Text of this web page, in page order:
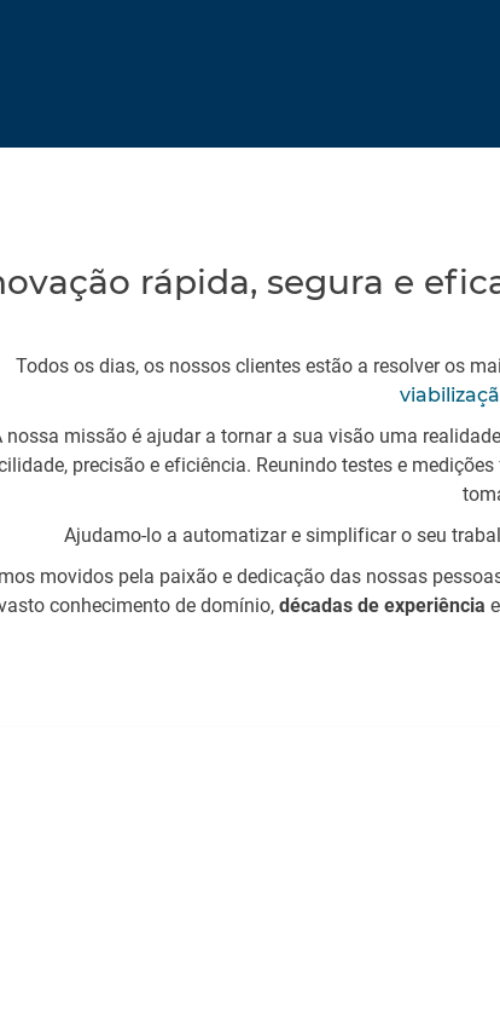
rápida, segura e
Todos os dias, os nossos clientes estão a resolver os
nossa missão é ajudar a tornar a sua visão uma
precisão e eficiência. Reunindo testes e
Ajudamo-lo a automatizar e simplificar o seu
movidos pela paixão e dedicação das nossas
conhecimento de domínio, décadas de experiência